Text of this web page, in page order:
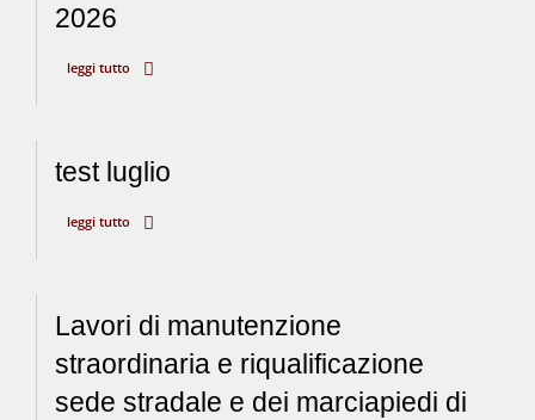
2026
leggi tutto
test luglio
leggi tutto
Lavori di manutenzione
straordinaria e riqualificazione
sede stradale e dei marciapiedi di